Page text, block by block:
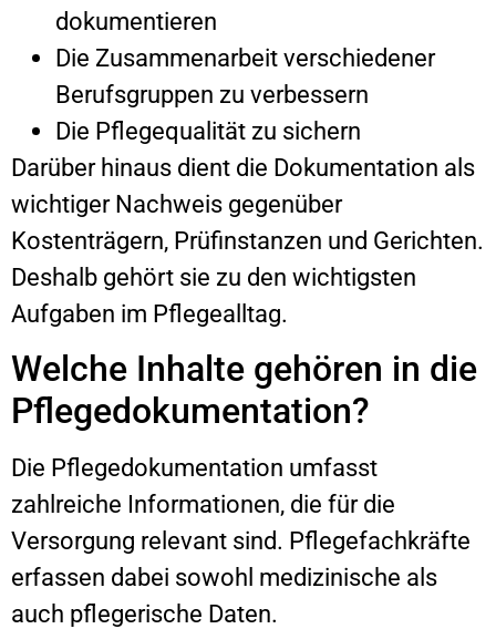
dokumentieren
Die Zusammenarbeit verschiedener
Berufsgruppen zu verbessern
Die Pflegequalität zu sichern
Darüber hinaus dient die Dokumentation als
wichtiger Nachweis gegenüber
Kostenträgern, Prüfinstanzen und Gerichten.
Deshalb gehört sie zu den wichtigsten
Aufgaben im Pflegealltag.
Welche Inhalte gehören in die
Pflegedokumentation?
Die Pflegedokumentation umfasst
zahlreiche Informationen, die für die
Versorgung relevant sind. Pflegefachkräfte
erfassen dabei sowohl medizinische als
auch pflegerische Daten.